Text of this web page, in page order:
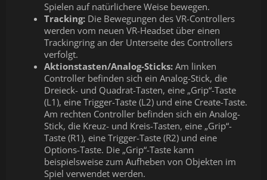
Spielen auf natürlichere Weise bewegen.
Tracking: Die Bewegungen des VR-Controllers
werden vom neuen VR-Headset über einen
Trackingring an der Unterseite des Controllers
verfolgt.
Aktionstasten/Analog-Sticks: Am linken
Controller befinden sich ein Analog-Stick, die
Dreieck- und Quadrat-Tasten, eine „Grip“-Taste
(L1), eine Trigger-Taste (L2) und eine Create-Taste.
Am rechten Controller befinden sich ein Analog-
Stick, die Kreuz- und Kreis-Tasten, eine „Grip“-
Taste (R1), eine Trigger-Taste (R2) und eine
Options-Taste. Die „Grip“-Taste kann
beispielsweise zum Aufheben von Objekten im
Spiel verwendet werden.